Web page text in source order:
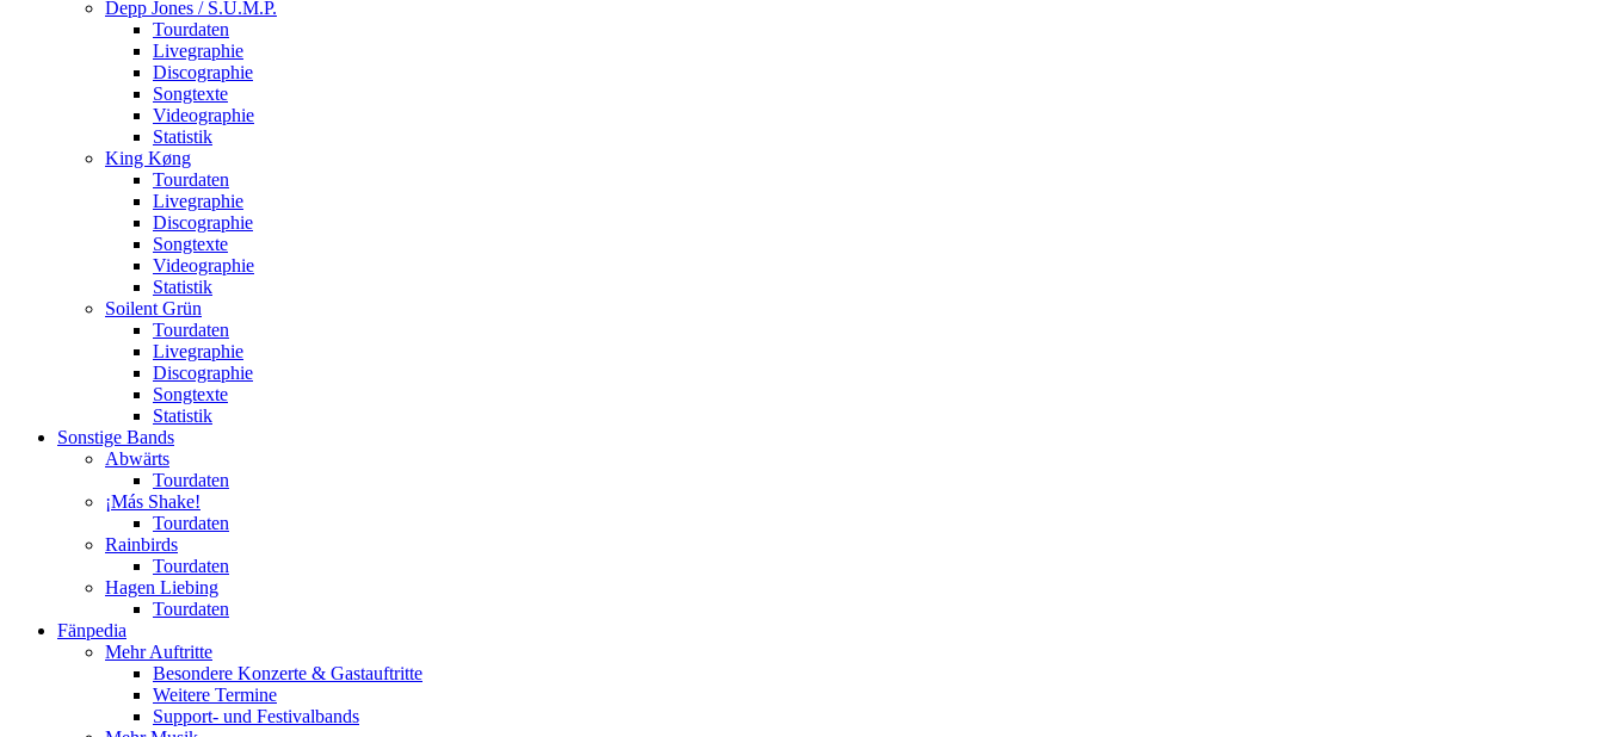
Depp Jones / S.U.M.P.
Tourdaten
Livegraphie
Discographie
Songtexte
Videographie
Statistik
King Køng
Tourdaten
Livegraphie
Discographie
Songtexte
Videographie
Statistik
Soilent Grün
Tourdaten
Livegraphie
Discographie
Songtexte
Statistik
Sonstige Bands
Abwärts
Tourdaten
¡Más Shake!
Tourdaten
Rainbirds
Tourdaten
Hagen Liebing
Tourdaten
Fänpedia
Mehr Auftritte
Besondere Konzerte & Gastauftritte
Weitere Termine
Support- und Festivalbands